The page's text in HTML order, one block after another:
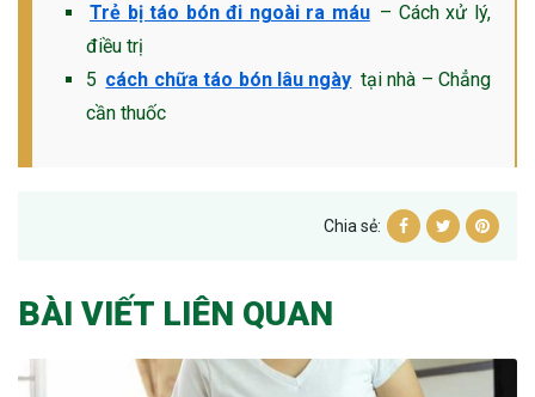
Trẻ bị táo bón đi ngoài ra máu – Cách xử lý,
điều trị
5 cách chữa táo bón lâu ngày tại nhà – Chẳng
cần thuốc
Chia sẻ:
BÀI VIẾT LIÊN QUAN